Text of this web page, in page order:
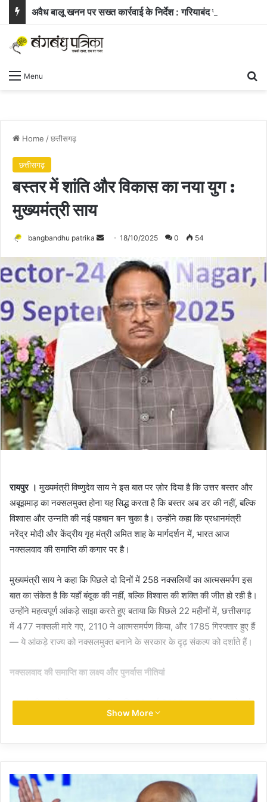
Menu
Home /छत्तीसगढ़
छत्तीसगढ़
बस्तर में शांति और विकास का नया युग :
मुख्यमंत्री साय
bangbandhu patrika
Send
email
18/10/2025 0 54
रायपुर ।मुख्यमंत्री विष्णुदेव साय ने इस बात पर ज़ोर दिया है कि उत्तर बस्तर और
अबूझमाड़ का नक्सलमुक्त होना यह सिद्ध करता है कि बस्तर अब डर की नहीं, बल्कि
विश्वास और उन्नति की नई पहचान बन चुका है। उन्होंने कहा कि प्रधानमंत्री
नरेंद्र मोदी और केंद्रीय गृह मंत्री अमित शाह के मार्गदर्शन में, भारत आज
नक्सलवाद की समाप्ति की कगार पर है।
मुख्यमंत्री साय ने कहा कि पिछले दो दिनों में 258 नक्सलियों का आत्मसमर्पण इस
बात का संकेत है कि यहाँ बंदूक की नहीं, बल्कि विश्वास की शक्ति की जीत हो रही है।
उन्होंने महत्वपूर्ण आंकड़े साझा करते हुए बताया कि पिछले 22 महीनों में, छत्तीसगढ़
में 477 नक्सली मारे गए, 2110 ने आत्मसमर्पण किया, और 1785 गिरफ्तार हुए हैं
— ये आंकड़े राज्य को नक्सलमुक्त बनाने के सरकार के दृढ़ संकल्प को दर्शाते हैं।
नक्सलवाद की समाप्ति का लक्ष्य और पुनर्वास नीतियां
मुख्यमंत्री साय ने विश्वास व्यक्त किया कि 31 मार्च 2026 तक छत्तीसगढ़ को पूर्ण
रूप से नक्सलमुक्त बनाने का लक्ष्य अब निकट है। यह सकारात्मक बदलाव राज्य
डबल इंजन सरकार की संवेदनशीलता, बस्तर में लगातार स्थापित हो रहे सुरक्षा
शिविरों, और वन क्षेत्रों में सरकार के प्रति बढ़ते भरोसे ने इस परिवर्तन को संभव
बनाया है।
Show More